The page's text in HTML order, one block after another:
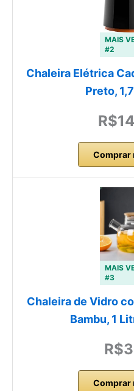
MAIS
#2
Chaleira Elétrica
Preto,
Comprar
MAIS
#3
Chaleira de Vidro
Bambu, 1
Comprar